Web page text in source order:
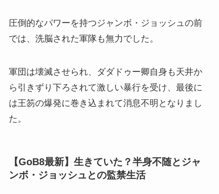
圧倒的なパワーを持つジャンボ・ジョッシュの前
では、洗脳された軍隊も無力でした。
軍団は壊滅させられ、ダダドゥー卿自身も天井か
ら引きずり下ろされて激しい暴行を受け、最後に
は王笏の爆発に巻き込まれて消息不明となりまし
た。
【GoB8最新】生きていた？半身不随とジャ
ンボ・ジョッシュとの監禁生活